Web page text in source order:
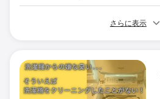
さらに表示